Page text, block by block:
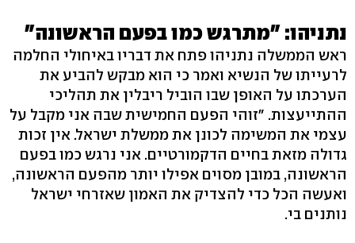
נתניהו: "מתרגש כמו בפעם הראשונה"
ראש הממשלה נתניהו פתח את דבריו באיחולי החלמה
לרעייתו של הנשיא ואמר כי הוא מבקש להביע את
הערכתו על האופן שבו הוביל ריבלין את תהליכי
ההתייעצות. "זוהי הפעם החמישית שבה אני מקבל על
עצמי את המשימה לכונן את ממשלת ישראל. אין זכות
גדולה מזאת בחיים הדקמורטיים. אני נרגש כמו בפעם
הראשונה, במובן מסוים אפילו יותר מהפעם הראשונה,
ואעשה הכל כדי להצדיק את האמון שאזרחי ישראל
נותנים בי.